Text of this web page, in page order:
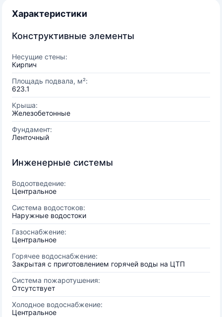
Характеристики
Конструктивные элементы
Несущие стены:
Кирпич
Площадь подвала, м²:
623.1
Крыша:
Железобетонные
Фундамент:
Ленточный
Инженерные системы
Водоотведение:
Центральное
Система водостоков:
Наружные водостоки
Газоснабжение:
Центральное
Горячее водоснабжение:
Закрытая с приготовлением горячей воды на ЦТП
Система пожаротушения:
Отсутствует
Холодное водоснабжение:
Центральное